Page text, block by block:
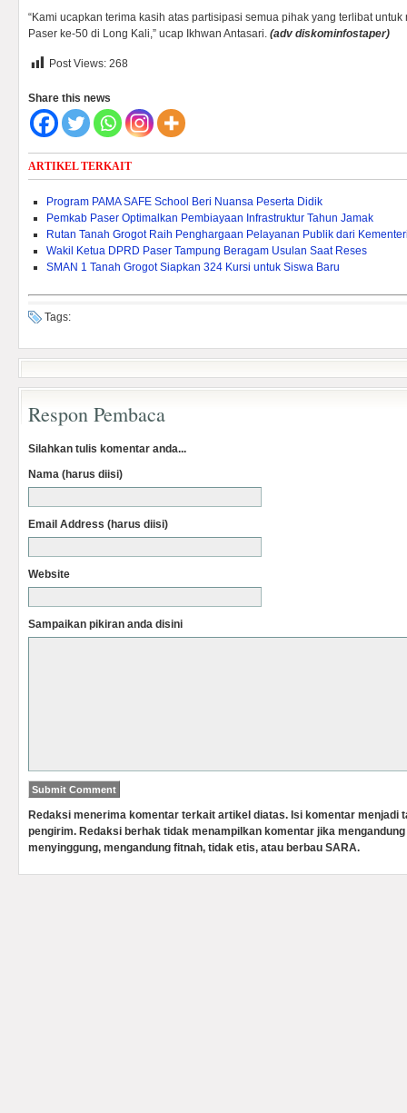
“Kami ucapkan terima kasih atas partisipasi semua pihak yang terlibat
Paser ke-50 di Long Kali,” ucap Ikhwan Antasari. (adv diskominfostaper)
Post Views: 268
Share this news
ARTIKEL TERKAIT
Program PAMA SAFE School Beri Nuansa Peserta Didik
Pemkab Paser Optimalkan Pembiayaan Infrastruktur Tahun Jamak
Rutan Tanah Grogot Raih Penghargaan Pelayanan Publik dari
Wakil Ketua DPRD Paser Tampung Beragam Usulan Saat Reses
SMAN 1 Tanah Grogot Siapkan 324 Kursi untuk Siswa Baru
Tags:
Respon Pembaca
Silahkan tulis komentar anda...
Nama (harus diisi)
Email Address (harus diisi)
Website
Sampaikan pikiran anda disini
Redaksi menerima komentar terkait artikel diatas. Isi komentar menjadi
pengirim. Redaksi berhak tidak menampilkan komentar jika
menyinggung, mengandung fitnah, tidak etis, atau berbau SARA.